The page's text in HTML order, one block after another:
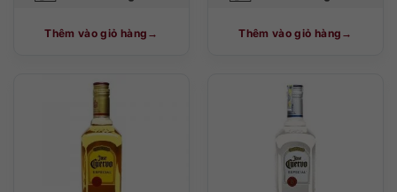
Thêm vào giỏ hàng Thêm vào giỏ hàng